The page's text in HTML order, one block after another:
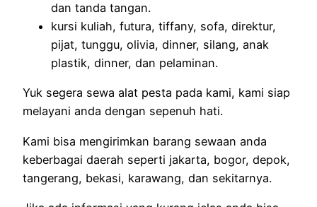
dan tanda tangan.
kursi kuliah, futura, tiffany, sofa, direktur,
pijat, tunggu, olivia, dinner, silang, anak
plastik, dinner, dan pelaminan.
Yuk segera sewa alat pesta pada kami, kami siap
melayani anda dengan sepenuh hati.
Kami bisa mengirimkan barang sewaan anda
keberbagai daerah seperti jakarta, bogor, depok,
tangerang, bekasi, karawang, dan sekitarnya.